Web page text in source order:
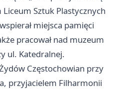
Sztuk Plastycznych
miejsca pamięci
pracował nad muzeum
ul. Katedralnej.
Częstochowian przy
przyjacielem Filharmonii